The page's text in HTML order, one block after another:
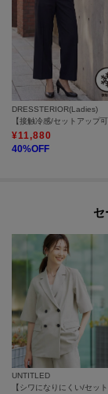
DRESSTERIOR(Ladies)
¥11,880
40%OFF
セ
UNTITLED